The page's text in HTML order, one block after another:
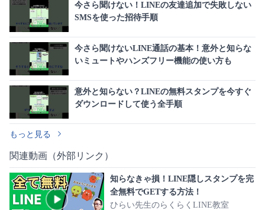
今さら聞けない！LINEの友達追加で失敗しない
SMSを使った招待手順
今さら聞けないLINE通話の基本！意外と知らな
いミュートやハンズフリー機能の使い方も
意外と知らない？LINEの無料スタンプを今すぐ
ダウンロードして使う全手順
もっと見る
関連動画（外部リンク）
知らなきゃ損！LINE隠しスタンプを完
全無料でGETする方法！
ひらい先生のらくらくLINE教室